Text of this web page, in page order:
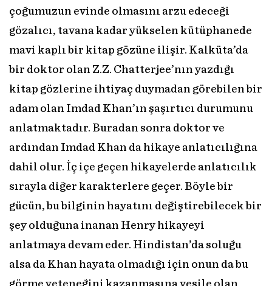
çoğumuzun evinde olmasını arzu edeceği
gözalıcı, tavana kadar yükselen kütüphanede
mavi kaplı bir kitap gözüne ilişir. Kalküta’da
bir doktor olan Z.Z. Chatterjee’nın yazdığı
kitap gözlerine ihtiyaç duymadan görebilen bir
adam olan Imdad Khan’ın şaşırtıcı durumunu
anlatmaktadır. Buradan sonra doktor ve
ardından Imdad Khan da hikaye anlatıcılığına
dahil olur. İç içe geçen hikayelerde anlatıcılık
sırayla diğer karakterlere geçer. Böyle bir
gücün, bu bilginin hayatını değiştirebilecek bir
şey olduğuna inanan Henry hikayeyi
anlatmaya devam eder. Hindistan’da soluğu
alsa da Khan hayata olmadığı için onun da bu